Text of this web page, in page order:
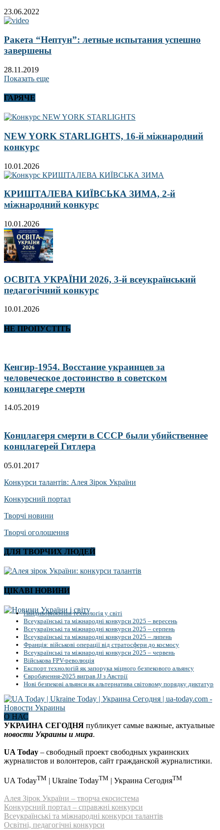
23.06.2022
Ракета “Нептун”: летные испытания успешно
завершены
28.11.2019
Показать еще
ГАРЯЧЕ
NEW YORK STARLIGHTS, 16-й міжнародний
конкурс
10.01.2026
КРИШТАЛЕВА КИЇВСЬКА ЗИМА, 2-й
міжнародний конкурс
10.01.2026
ОСВІТА УКРАЇНИ 2026, 3-й всеукраїнський
педагогічний конкурс
10.01.2026
НЕ ПРОПУСТІТЬ
Кенгир-1954. Восстание украинцев за
человеческое достоинство в советском
концлагере смерти
14.05.2019
Концлагеря смерти в СССР были убийственнее
концлагерей Гитлера
05.01.2017
Конкурси талантів: Алея Зірок України
Конкурсний портал
Творчі новини
Творчі оголошення
ДЛЯ ТВОРЧИХ ЛЮДЕЙ
ЦІКАВІ НОВИНИ
Найдивовижніша технологія у світі
Всеукраїнські та міжнародні конкурси 2025 – вересень
Всеукраїнські та міжнародні конкурси 2025 – серпень
Всеукраїнські та міжнародні конкурси 2025 – липень
Франція: військові операції від стратосфери до космосу
Всеукраїнські та міжнародні конкурси 2025 – червень
Військова FPV-революція
Експорт технологій як запорука міцного безпекового альянсу
Євробачення-2025 виграв JJ з Австрії
Нові безпекові альянси як альтернатива світовому порядку диктатур
О НАС
УКРАИНА СЕГОДНЯ публикует самые важные, актуальные
новости Украины и мира.
UA Today – свободный проект свободных украинских
журналистов и волонтеров, сайт гражданской журналистики.
UA TodayTM | Ukraine TodayTM | Украина СегодняTM
Алея Зірок України – творча екосистема
Конкурсний портал – справжні конкурси
Всеукраїнські та міжнародні конкурси талантів
Освітні, педагогічні конкурси